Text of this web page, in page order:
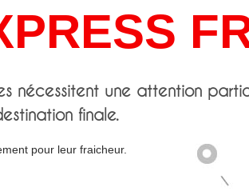
nécessitent une attention
finale.
pour leur fraicheur.